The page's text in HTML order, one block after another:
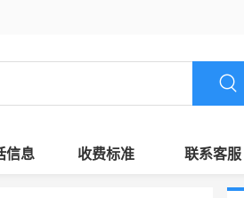
信息 收费标准 联系客服